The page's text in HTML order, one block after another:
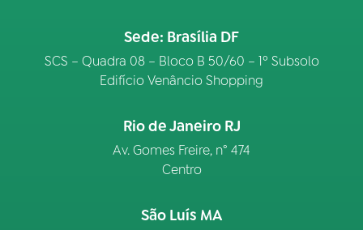
Sede: Brasília DF
SCS – Quadra 08 – Bloco B 50/60 – 1º Subsolo
Edifício Venâncio Shopping
Rio de Janeiro RJ
Av. Gomes Freire, n° 474
Centro
São Luís MA